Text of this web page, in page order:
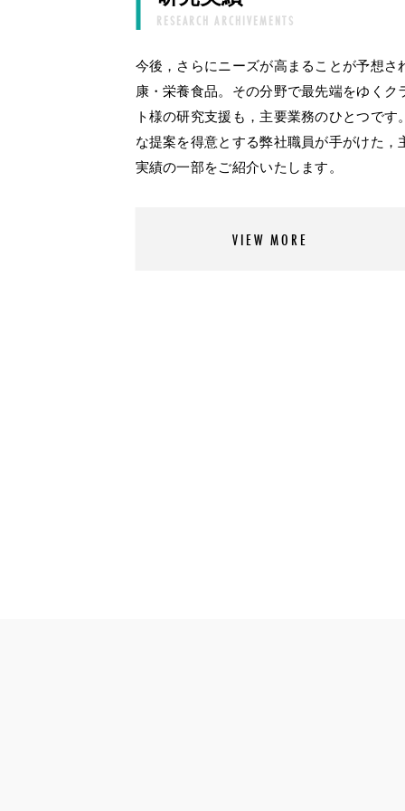
RESEARCH ARCHIVEMENTS
今後，さらにニーズが高まることが予想さ
康・栄養食品。その分野で最先端をゆくク
ト様の研究支援も，主要業務のひとつです
な提案を得意とする弊社職員が手がけた，
実績の一部をご紹介いたします。
VIEW MORE